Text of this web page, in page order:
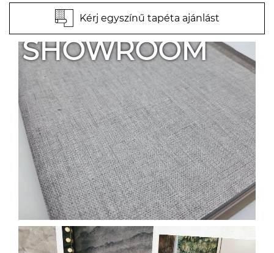
Kérj egyszínű tapéta ajánlást
SHOWROOM